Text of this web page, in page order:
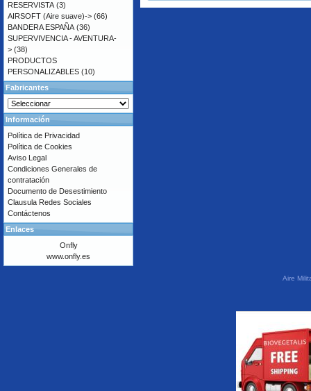
RESERVISTA (3)
AIRSOFT (Aire suave)-> (66)
BANDERA ESPAÑA (36)
SUPERVIVENCIA - AVENTURA-
> (38)
PRODUCTOS
PERSONALIZABLES (10)
Fabricantes
Información
Política de Privacidad
Política de Cookies
Aviso Legal
Condiciones Generales de
contratación
Documento de Desestimiento
Clausula Redes Sociales
Contáctenos
Enlaces
Onfly
www.onfly.es
Aire